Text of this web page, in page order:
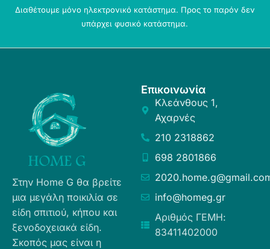
Διαθέτουμε μόνο ηλεκτρονικό κατάστημα. Προς το παρόν δεν
υπάρχει φυσικό κατάστημα.
Στην Home G θα βρείτε
μια μεγάλη ποικιλία σε
είδη σπιτιού, κήπου και
ξενοδοχειακά είδη.
Σκοπός μας είναι η
Επικοινωνία
Κλεάνθους 1,
Αχαρνές
210 2318862
698 2801866
info@homeg.gr
Αριθμός ΓΕΜΗ:
83411402000